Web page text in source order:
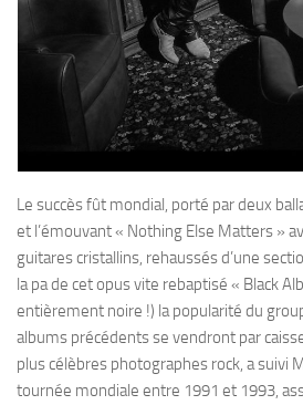
Le succès fût mondial, porté par deux
et l’émouvant « Nothing Else Matters »
guitares cristallins, rehaussés d’une
la pa de cet opus vite rebaptisé « Black
entièrement noire !) la popularité du
albums précédents se vendront par
plus célèbres photographes rock, a suivi
tournée mondiale entre 1991 et 1993,